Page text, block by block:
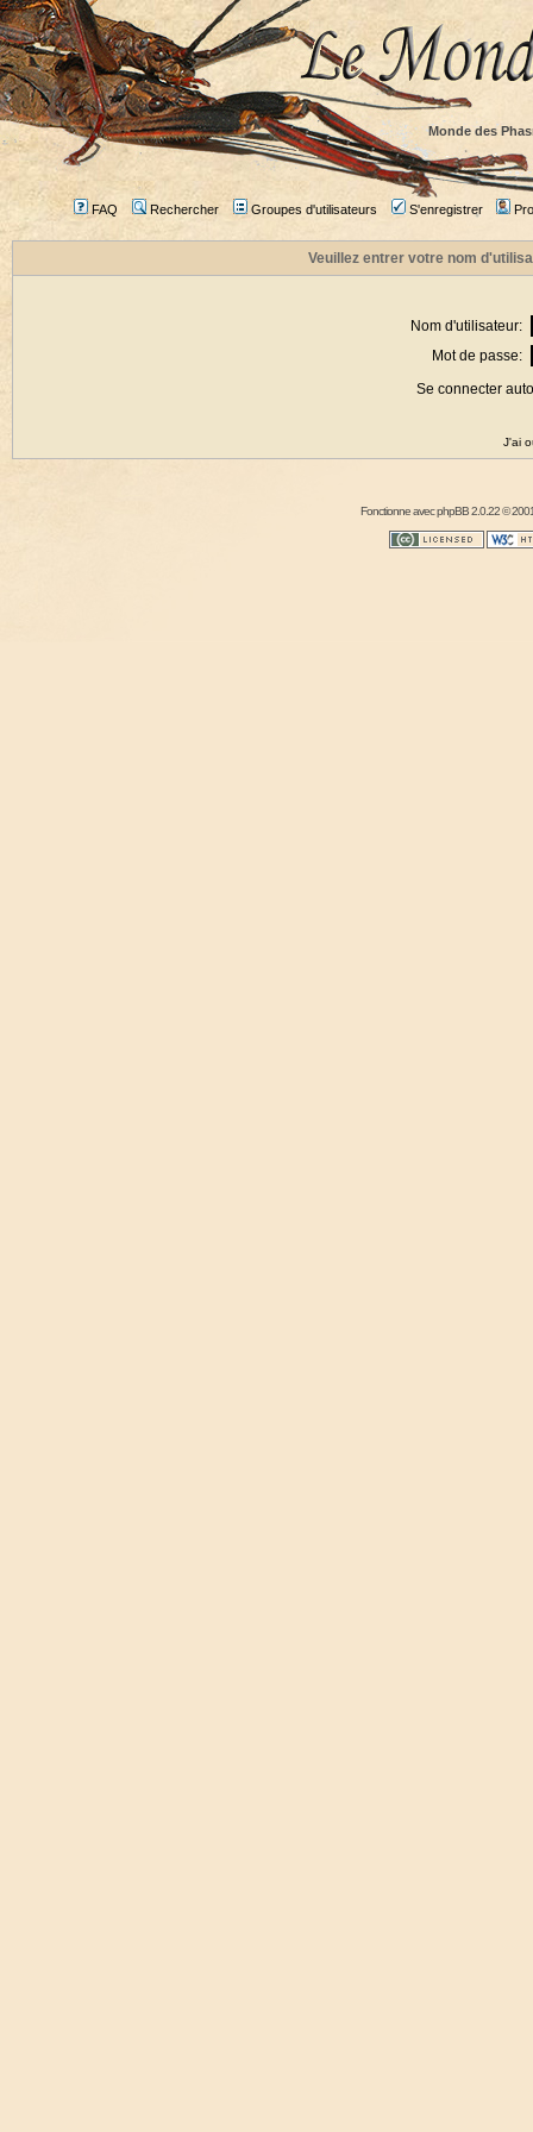
Monde des
FAQ Rechercher Groupes d'utilisateurs S'enregistrer
Veuillez entrer votre nom
Nom d'utilisateur:
Mot de passe:
Se connecter
J'ai
Fonctionne avecphpBB2.0.22 ©